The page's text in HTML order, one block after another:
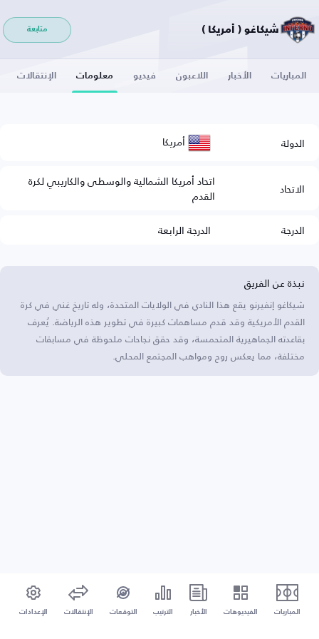
شيكاغو ( أمريكا ) متابعة
المباريات الأخبار اللاعبون فيديو معلومات الإنتقالات
الدولة أمريكا
الاتحاد اتحاد أمريكا الشمالية والوسطى والكاريبي لكرة
القدم
الدرجة
الدرجة الرابعة
نبذة عن الفريق
شيكاغو إنفيرنو يقع هذا النادي في الولايات المتحدة، وله تاريخ غني في كرة
القدم الأمريكية وقد قدم مساهمات كبيرة في تطوير هذه الرياضة. يُعرف
بقاعدته الجماهيرية المتحمسة، وقد حقق نجاحات ملحوظة في مسابقات
مختلفة، مما يعكس روح ومواهب المجتمع المحلي.
المباريات الفيديوهات الأخبار الترتيب التوقعات الإنتقالات الإعدادات